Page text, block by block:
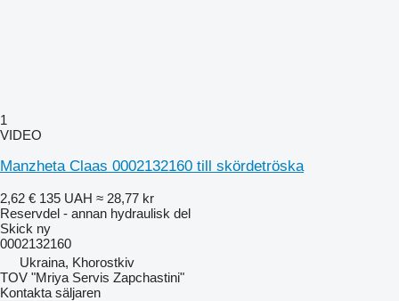
1
VIDEO
Manzheta Claas 0002132160 till skördetröska
2,62 € 135 UAH ≈ 28,77 kr
Reservdel - annan hydraulisk del
Skick ny
0002132160
Ukraina, Khorostkiv
TOV "Mriya Servis Zapchastini"
Kontakta säljaren